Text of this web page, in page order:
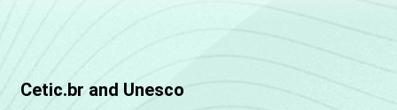
Cetic.br and Unesco